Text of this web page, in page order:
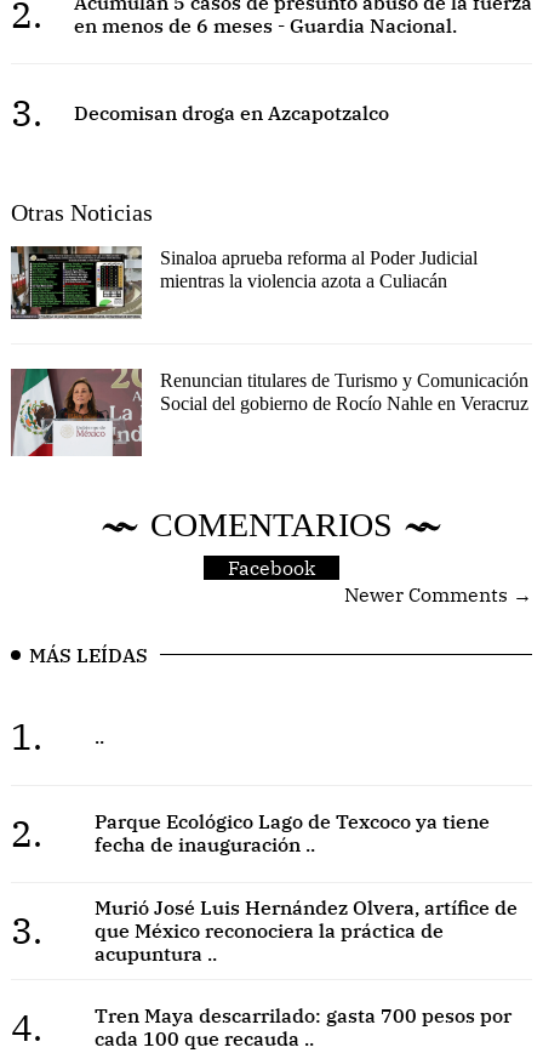
2.
en menos de 6 meses - Guardia Nacional.
3. Decomisan droga en Azcapotzalco
Otras Noticias
Sinaloa aprueba reforma al Poder Judicial
mientras la violencia azota a Culiacán
Renuncian titulares de Turismo y Comunicación
Social del gobierno de Rocío Nahle en Veracruz
COMENTARIOS
Facebook
Newer Comments →
MÁS LEÍDAS
1. ..
2.
Parque Ecológico Lago de Texcoco ya tiene
fecha de inauguración ..
3.
Murió José Luis Hernández Olvera, artífice de
que México reconociera la práctica de
acupuntura ..
4.
Tren Maya descarrilado: gasta 700 pesos por
cada 100 que recauda ..